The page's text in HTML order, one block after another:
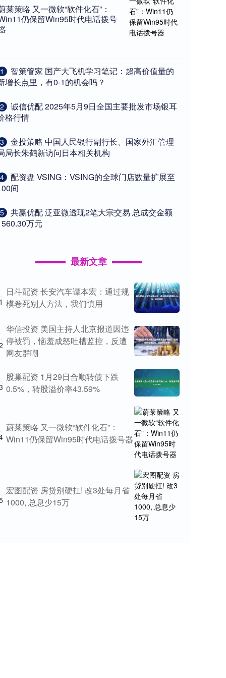
莱策略 又一微软“软件化石”：
仍保留Win95时代电话拨号
1
​智策管家 国产大飞机学习笔记：超高价值量的
增长点里，有0-1的机会吗？
2
​诚信优配 2025年5月9日全国主要批发市场银耳
格行情
3
​金投策略 中国人民银行副行长、国家外汇管理
局长朱鹤新访问日本相关机构
4
​配资盘 VSING：VSING的全球门店数量扩展至
间
5
​共赢优配 泛亚微透现2笔大宗交易 总成交金额
万元
最新文章
日斗配资 长安汽车谭本宏：通过规
模卷死别人方法，我们慎用
华信投资 美国主持人北京报道因违
停被罚，恼羞成怒吐槽监控，反遭
网友群嘲
股巢配资 1月29日合顺转债下跌
0.5%，转股溢价率43.59%
蔚莱策略 又一微软“软件化石”：
Win11仍保留Win95时代电话拨号器
宏图配资 房贷别硬扛! 改3处每月省
1000, 总息少15万